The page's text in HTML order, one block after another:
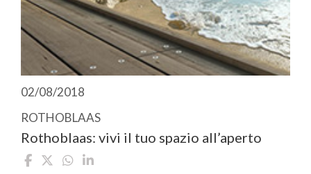
02/08/2018
ROTHOBLAAS
Rothoblaas: vivi il tuo spazio all’aperto